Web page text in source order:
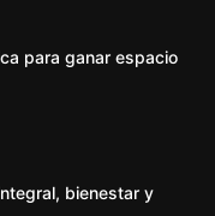
para ganar espacio
bienestar y